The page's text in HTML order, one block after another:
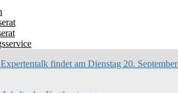
findet am Dienstag 20.